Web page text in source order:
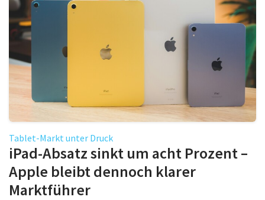
Tablet-Markt unter Druck
iPad-Absatz sinkt um acht Prozent –
Apple bleibt dennoch klarer
Marktführer